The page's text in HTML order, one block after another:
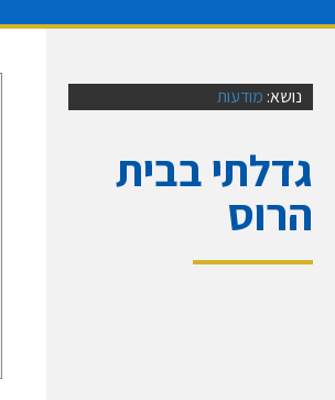
נושא: מודעות
גדלתי בבית
הרוס